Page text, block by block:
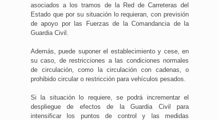
asociados a los tramos de la Red de Carreteras del
Estado que por su situación lo requieran, con previsión
de apoyo por las Fuerzas de la Comandancia de la
Guardia Civil.
Además, puede suponer el establecimiento y cese, en
su caso, de restricciones a las condiciones normales
de circulación, como la circulación con cadenas, o
prohibido circular o restricción para vehículos pesados.
Si la situación lo requiere, se podrá incrementar el
despliegue de efectos de la Guardia Civil para
intensificar los puntos de control y las medidas